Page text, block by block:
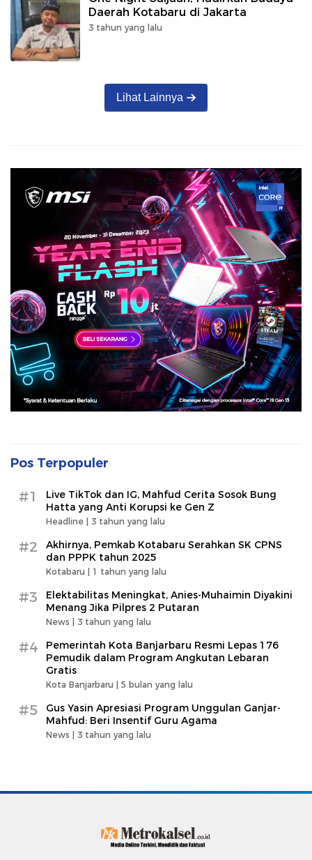
Daerah Kotabaru di Jakarta
3 tahun yang lalu
Lihat Lainnya
Pos Terpopuler
#1
Live TikTok dan IG, Mahfud Cerita Sosok Bung
Hatta yang Anti Korupsi ke Gen Z
Headline | 3 tahun yang lalu
#2
Akhirnya, Pemkab Kotabaru Serahkan SK CPNS
dan PPPK tahun 2025
Kotabaru | 1 tahun yang lalu
#3
Elektabilitas Meningkat, Anies-Muhaimin Diyakini
Menang Jika Pilpres 2 Putaran
News | 3 tahun yang lalu
#4
Pemerintah Kota Banjarbaru Resmi Lepas 176
Pemudik dalam Program Angkutan Lebaran
Gratis
Kota Banjarbaru | 5 bulan yang lalu
#5
Gus Yasin Apresiasi Program Unggulan Ganjar-
Mahfud: Beri Insentif Guru Agama
News | 3 tahun yang lalu